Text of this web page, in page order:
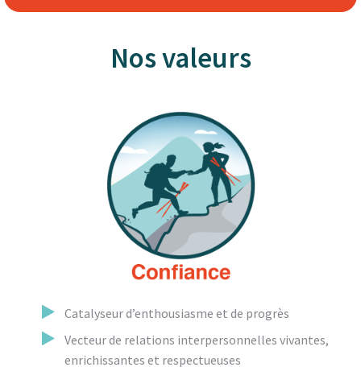
Nos valeurs
Catalyseur d’enthousiasme et de progrès
Vecteur de relations interpersonnelles vivantes,
enrichissantes et respectueuses